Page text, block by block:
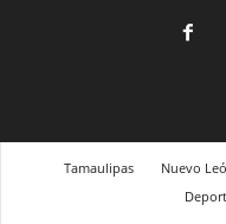
Tamaulipas Nuevo